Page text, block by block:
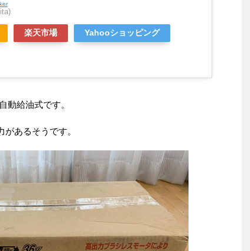
楽天市場 Yahooショッピング
動給油式です。
あるそうです。